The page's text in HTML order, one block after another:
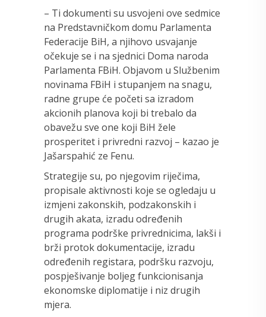
– Ti dokumenti su usvojeni ove sedmice
na Predstavničkom domu Parlamenta
Federacije BiH, a njihovo usvajanje
očekuje se i na sjednici Doma naroda
Parlamenta FBiH. Objavom u Službenim
novinama FBiH i stupanjem na snagu,
radne grupe će početi sa izradom
akcionih planova koji bi trebalo da
obavežu sve one koji BiH žele
prosperitet i privredni razvoj – kazao je
Jašarspahić ze Fenu.
Strategije su, po njegovim riječima,
propisale aktivnosti koje se ogledaju u
izmjeni zakonskih, podzakonskih i
drugih akata, izradu određenih
programa podrške privrednicima, lakši i
brži protok dokumentacije, izradu
određenih registara, podršku razvoju,
pospješivanje boljeg funkcionisanja
ekonomske diplomatije i niz drugih
mjera.